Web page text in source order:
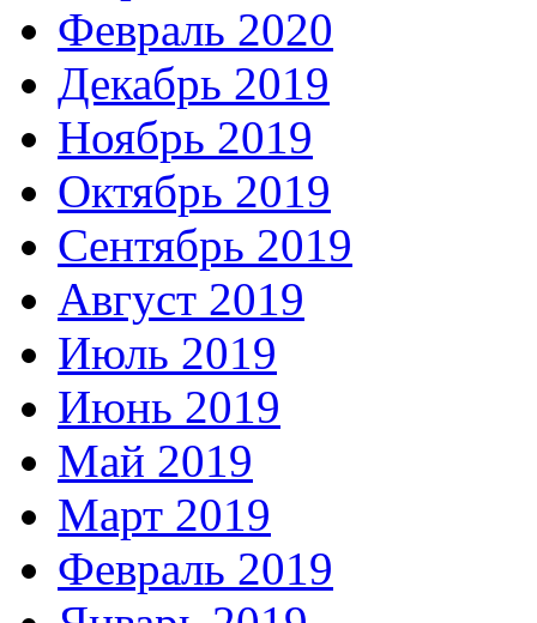
Февраль 2020
Декабрь 2019
Ноябрь 2019
Октябрь 2019
Сентябрь 2019
Август 2019
Июль 2019
Июнь 2019
Май 2019
Март 2019
Февраль 2019